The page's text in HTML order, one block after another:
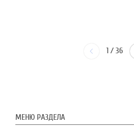
1 / 36
МЕНЮ РАЗДЕЛА